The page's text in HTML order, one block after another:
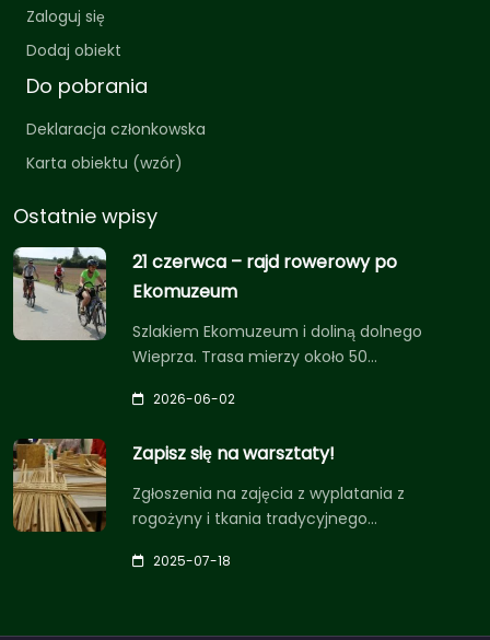
Zaloguj się
Dodaj obiekt
Do pobrania
Deklaracja członkowska
Karta obiektu (wzór)
Ostatnie wpisy
21 czerwca – rajd rowerowy po
Ekomuzeum
Szlakiem Ekomuzeum i doliną dolnego
Wieprza. Trasa mierzy około 50…
2026-06-02
Zapisz się na warsztaty!
Zgłoszenia na zajęcia z wyplatania z
rogożyny i tkania tradycyjnego…
2025-07-18